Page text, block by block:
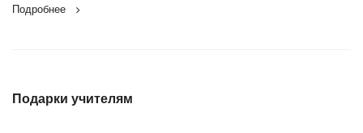
Подробнее
Подарки учителям